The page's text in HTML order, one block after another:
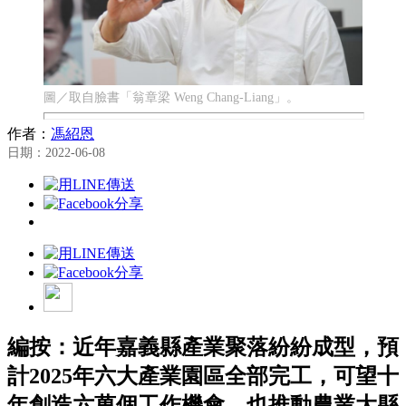
圖／取自臉書「翁章梁 Weng Chang-Liang」。
作者： 馮紹恩
日期：2022-06-08
編按：近年嘉義縣產業聚落紛紛成型，預
計2025年六大產業園區全部完工，可望十